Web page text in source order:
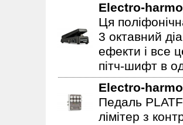
Electro-
Ця
3 октавний
ефекти і все
пітч-шифт в
Electro-
Педаль
лімітер з